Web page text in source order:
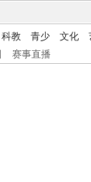
科教 青少 文化
赛事直播